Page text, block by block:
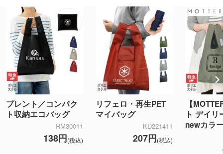
プレント／コンパク
ト収納エコバッグ
RM30011
138円(税込)
リフェロ・再生PET
マイバッグ
KD221411
207円(税込)
【
ト デイリ
newカラ